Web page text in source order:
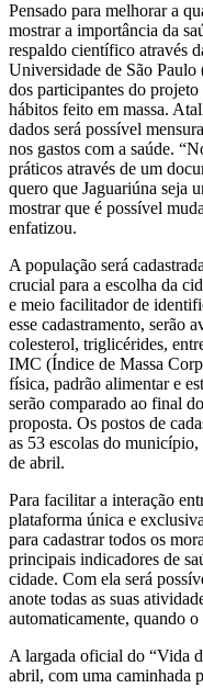
Pensado para melhorar a
mostrar a importância da
respaldo científico através
Universidade de São Paulo
dos participantes do
hábitos feito em massa.
dados será possível
nos gastos com a saúde.
práticos através de um
quero que Jaguariúna seja
mostrar que é possível
enfatizou.
A população será
crucial para a escolha da
e meio facilitador de
esse cadastramento, serão
colesterol, triglicérides,
IMC (Índice de Massa
física, padrão alimentar e
serão comparado ao final
proposta. Os postos de
as 53 escolas do
de abril.
Para facilitar a interação
plataforma única e
para cadastrar todos os
principais indicadores de
cidade. Com ela será
anote todas as suas
automaticamente, quando
A largada oficial do “Vida
abril, com uma caminhada